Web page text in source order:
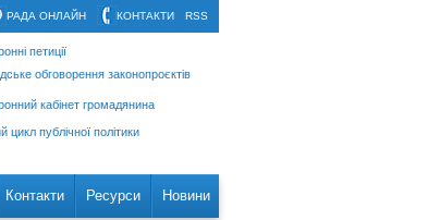
RSS
КОНТАКТИ
РАДА ОНЛАЙН
петиції
обговорення законопроєктів
кабінет громадянина
цикл публічної політики
Контакти Ресурси Новини